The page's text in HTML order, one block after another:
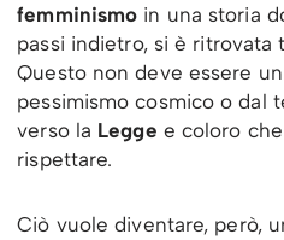
femminismo in una storia
passi indietro, si è ritrovata
Questo non deve essere
pessimismo cosmico o dal
verso la Legge e coloro
rispettare.
Ciò vuole diventare, però,